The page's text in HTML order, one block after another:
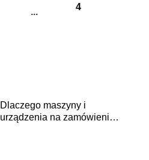
... 4
Dlaczego maszyny i
urządzenia na zamówienie